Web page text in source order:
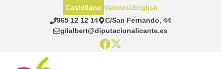
965 12 12 14
C/San Fernando, 44
gilalbert@diputacionalicante.es
Castellano ValenciàEnglish